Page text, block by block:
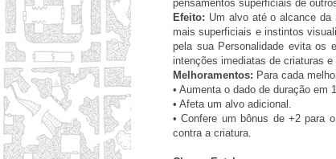
pensamentos superficiais de
Efeito: Um alvo até o alcance da
mais superficiais e instintos
pela sua Personalidade evita os
intenções imediatas de criaturas
Melhoramentos: Para cada
• Aumenta o dado de duração em
• Afeta um alvo adicional.
• Confere um bônus de +2 para
contra a criatura.